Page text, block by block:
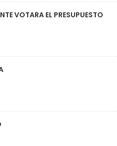
VOTARA EL PRESUPUESTO